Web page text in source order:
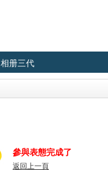
相册三代
參與表態完成了
返回上一頁